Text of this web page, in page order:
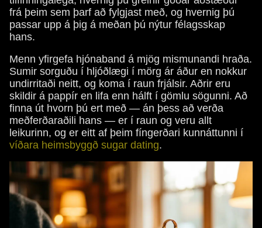
frá þeim sem þarf að fylgjast með, og hvernig þú
passar upp á þig á meðan þú nýtur félagsskap
hans.
Menn yfirgefa hjónaband á mjög mismunandi hraða.
Sumir sorguðu í hljóðlægi í mörg ár áður en nokkur
undirritaði neitt, og koma í raun frjálsir. Aðrir eru
skildir á pappír en lifa enn hálft í gömlu sögunni. Að
finna út hvorn þú ert með — án þess að verða
meðferðaraðili hans — er í raun og veru allt
leikurinn, og er eitt af þeim fíngerðari kunnáttunni í
víðara heimsbyggð sugar dating.